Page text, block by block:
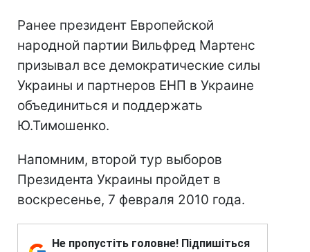
Ранее президент Европейской
народной партии Вильфред Мартенс
призывал все демократические силы
Украины и партнеров ЕНП в Украине
объединиться и поддержать
Ю.Тимошенко.
Напомним, второй тур выборов
Президента Украины пройдет в
воскресенье, 7 февраля 2010 года.
Не пропустіть головне! Підпишіться